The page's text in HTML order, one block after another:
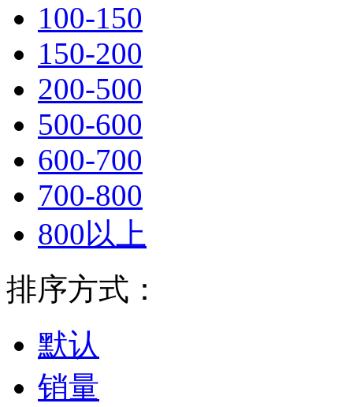
100-150
150-200
200-500
500-600
600-700
700-800
800以上
排序方式：
默认
销量